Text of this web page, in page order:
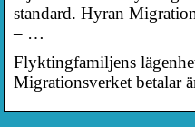
standard. Hyran
– …
Flyktingfamiljens
Migrationsverket betalar